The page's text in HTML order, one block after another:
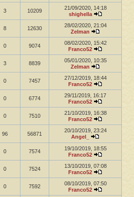
3 10209
21/09/2020, 14:18
shighella
8 12630
28/02/2020, 21:04
Zelman
0 9074
08/02/2020, 15:42
Franco52
3 8839
05/01/2020, 10:35
Zelman
0 7457
27/12/2019, 18:44
Franco52
0 6774
29/11/2019, 16:17
Franco52
0 7510
21/10/2019, 16:38
Franco52
96 56871
20/10/2019, 23:24
Angel_
0 7574
19/10/2019, 18:55
Franco52
0 7524
13/10/2019, 07:08
Franco52
0 7592
08/10/2019, 07:50
Franco52